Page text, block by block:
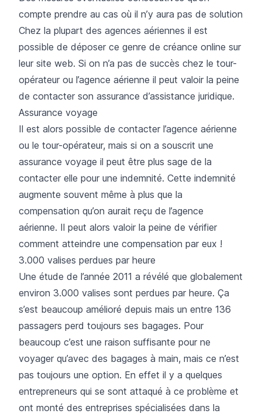
compte prendre au cas où il n’y aura pas de solution
Chez la plupart des agences aériennes il est
possible de déposer ce genre de créance online sur
leur site web. Si on n’a pas de succès chez le tour-
opérateur ou l’agence aérienne il peut valoir la peine
de contacter son assurance d’assistance juridique.
Assurance voyage
Il est alors possible de contacter l’agence aérienne
ou le tour-opérateur, mais si on a souscrit une
assurance voyage il peut être plus sage de la
contacter elle pour une indemnité. Cette indemnité
augmente souvent même à plus que la
compensation qu’on aurait reçu de l’agence
aérienne. Il peut alors valoir la peine de vérifier
comment atteindre une compensation par eux !
3.000 valises perdues par heure
Une étude de l’année 2011 a révélé que globalement
environ 3.000 valises sont perdues par heure. Ça
s’est beaucoup amélioré depuis mais un entre 136
passagers perd toujours ses bagages. Pour
beaucoup c’est une raison suffisante pour ne
voyager qu’avec des bagages à main, mais ce n’est
pas toujours une option. En effet il y a quelques
entrepreneurs qui se sont attaqué à ce problème et
ont monté des entreprises spécialisées dans la